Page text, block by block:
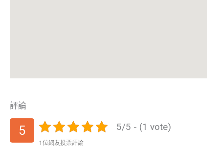
評論
5 5/5 - (1 vote)
1位網友投票評論